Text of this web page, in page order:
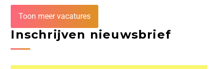
Toon meer vacatures
Inschrijven nieuwsbrief